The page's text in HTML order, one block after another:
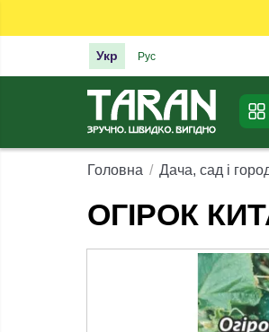
Укр Рус
Головна Дача, сад і
ОГІРОК